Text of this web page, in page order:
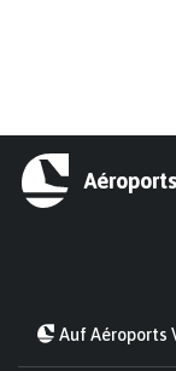
Aéroports
Auf Aéroports